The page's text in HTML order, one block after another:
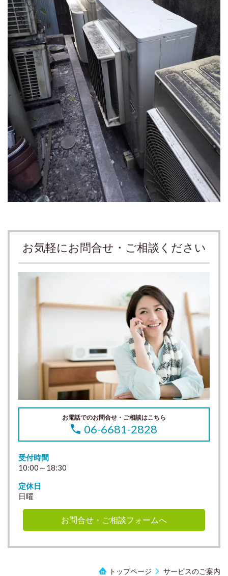
お気軽にお問合せ・ご相談ください
お電話でのお問合せ・ご相談はこちら
06-6681-2828
受付時間
10:00～18:30
定休日
日曜
お問合せ・ご相談フォームへ
トップページ サービスのご案内